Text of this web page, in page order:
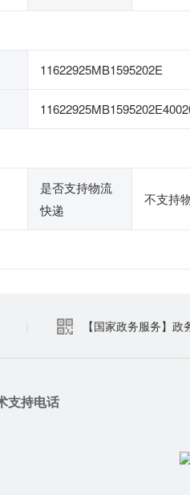
11622925MB1595202E
是否支持物流
快递
不支持
【国家政务服务】政
支持电话